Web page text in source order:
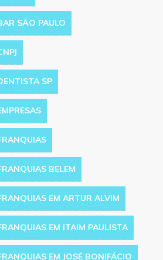
SÃO PAULO
SP
BELEM
EM ARTUR ALVIM
EM ITAIM PAULISTA
EM JOSÉ BONIFÁCIO